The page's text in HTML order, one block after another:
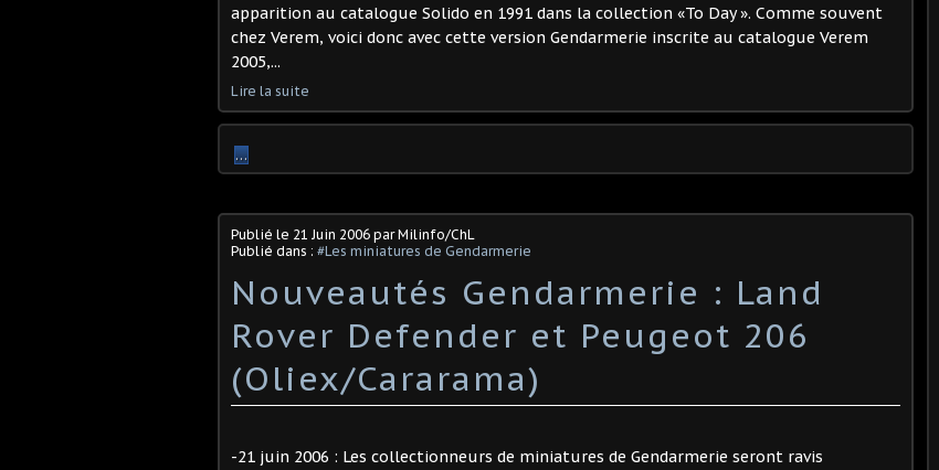
apparition au catalogue Solido en 1991 dans la collection «To Day ». Comme souvent
chez Verem, voici donc avec cette version Gendarmerie inscrite au catalogue Verem
2005,...
Lire la suite
…
Publié le 21 Juin 2006 par Milinfo/ChL
Publié dans : #Les miniatures de Gendarmerie
Nouveautés Gendarmerie : Land
Rover Defender et Peugeot 206
(Oliex/Cararama)
-21 juin 2006 : Les collectionneurs de miniatures de Gendarmerie seront ravis